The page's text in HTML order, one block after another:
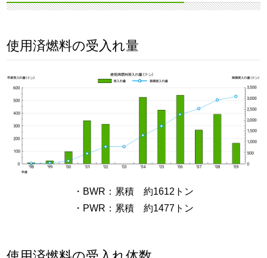
使用済燃料の受入れ量
・BWR：累積 約1612トン
・PWR：累積 約1477トン